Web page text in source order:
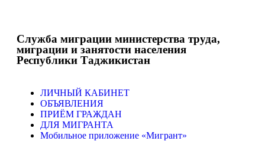
Служба миграции министерства труда,
миграции и занятости населения
Республики Таджикистан
ЛИЧНЫЙ КАБИНЕТ
ОБЪЯВЛЕНИЯ
ПРИЁМ ГРАЖДАН
ДЛЯ МИГРАНТА
Мобильное приложение «Мигрант»